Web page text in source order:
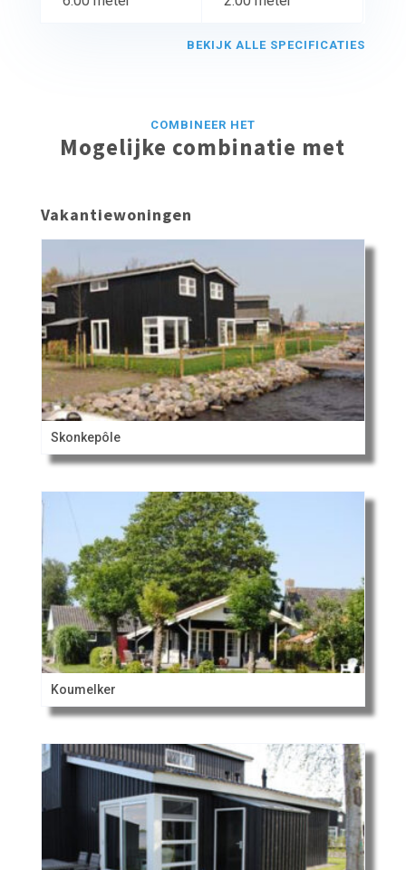
BEKIJK ALLE SPECIFICATIES
COMBINEER HET
Mogelijke combinatie met
Vakantiewoningen
Skonkepôle
Koumelker